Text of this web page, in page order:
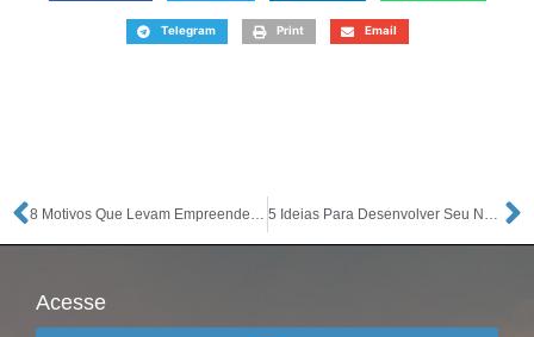
Telegram Print Email
8 Motivos Que Levam Empreendedores a Se Arrependerem de Seus Negócios 5 Ideias Para Desenvolver Seu Negócio
Acesse